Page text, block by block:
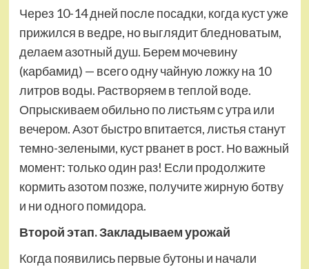
Через 10-14 дней после посадки, когда куст уже
прижился в ведре, но выглядит бледноватым,
делаем азотный душ. Берем мочевину
(карбамид) — всего одну чайную ложку на 10
литров воды. Растворяем в теплой воде.
Опрыскиваем обильно по листьям с утра или
вечером. Азот быстро впитается, листья станут
темно-зелеными, куст рванет в рост. Но важный
момент: только один раз! Если продолжите
кормить азотом позже, получите жирную ботву
и ни одного помидора.
Второй этап. Закладываем урожай
Когда появились первые бутоны и начали